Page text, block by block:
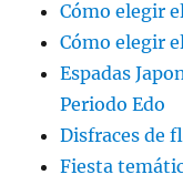
Cómo elegir
Cómo elegir
Espadas
Periodo Edo
Disfraces de
Fiesta